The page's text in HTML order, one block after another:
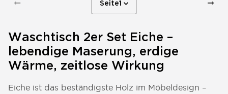
Seite1
Waschtisch 2er Set Eiche –
lebendige Maserung, erdige
Wärme, zeitlose Wirkung
Eiche ist das beständigste Holz im Möbeldesign –